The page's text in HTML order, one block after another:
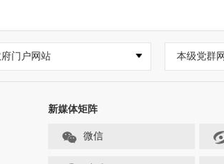
门户网站 本级党群
新媒体矩阵
微信